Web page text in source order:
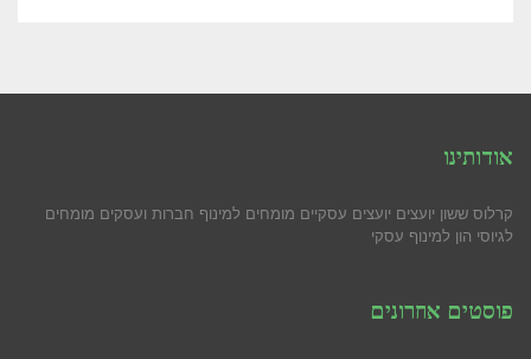
אודותינו
קרלוס ששון יועצים יועצים עסקיים מומחים למינוף חברות ועסקים מומחים
לגיוסי הון למינוף עסקי
פוסטים אחרונים